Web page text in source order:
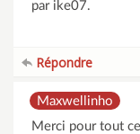
par ike07.
Répondre
Maxwellinho
Merci pour tout